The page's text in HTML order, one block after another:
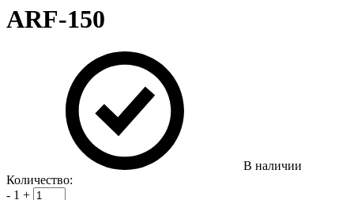
ARF-150
В наличии
Количество:
- 1 +